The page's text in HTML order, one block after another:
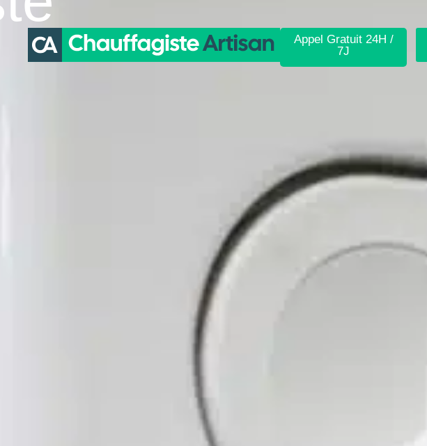
Appel Gratuit 24H /
7J